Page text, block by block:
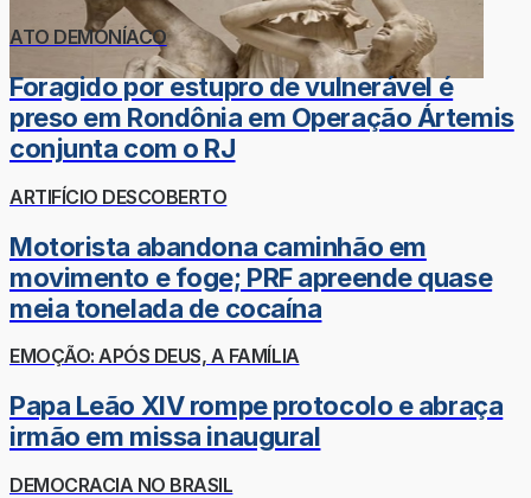
ATO DEMONÍACO
Foragido por estupro de vulnerável é
preso em Rondônia em Operação Ártemis
conjunta com o RJ
ARTIFÍCIO DESCOBERTO
Motorista abandona caminhão em
movimento e foge; PRF apreende quase
meia tonelada de cocaína
EMOÇÃO: APÓS DEUS, A FAMÍLIA
Papa Leão XIV rompe protocolo e abraça
irmão em missa inaugural
DEMOCRACIA NO BRASIL